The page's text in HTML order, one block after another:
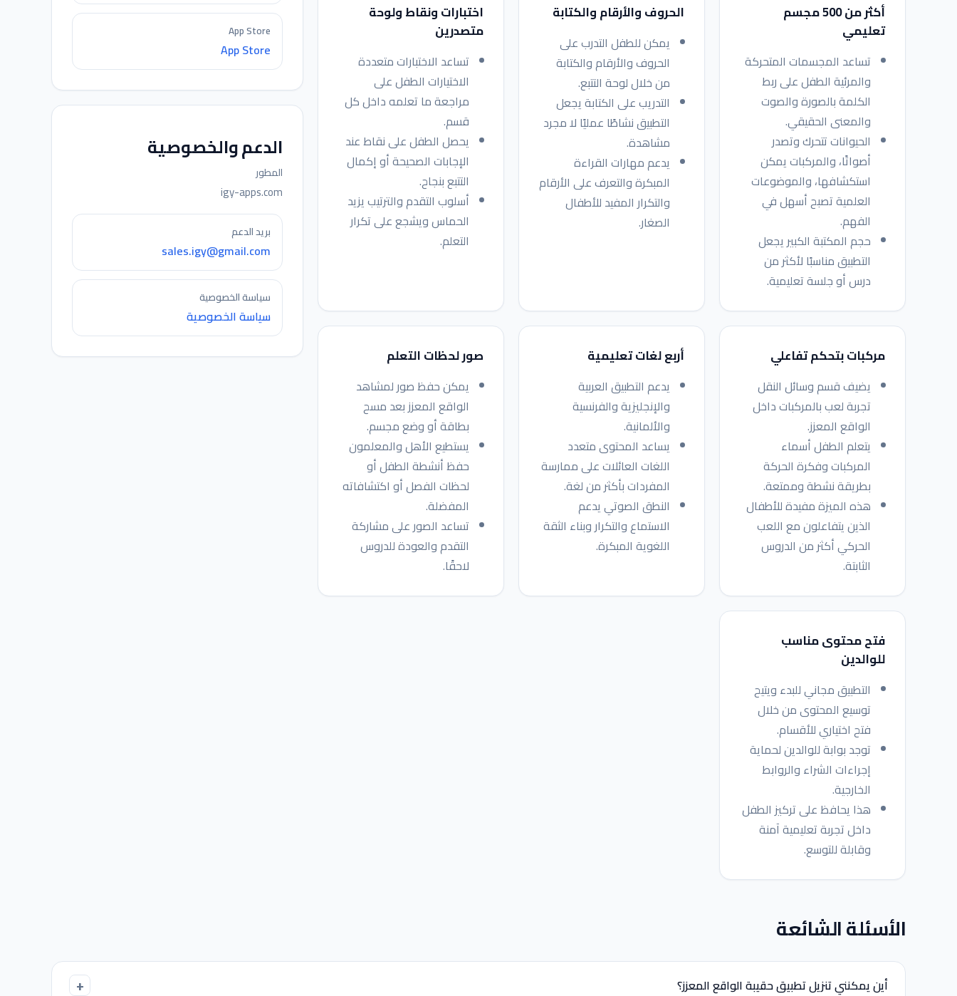
أكثر من 500 مجسم
تعليمي
تساعد المجسمات المتحركة
والمرئية الطفل على ربط
الكلمة بالصورة والصوت
والمعنى الحقيقي.
الحيوانات تتحرك وتصدر
أصواتًا، والمركبات يمكن
استكشافها، والموضوعات
العلمية تصبح أسهل في
الفهم.
حجم المكتبة الكبير يجعل
التطبيق مناسبًا لأكثر من
درس أو جلسة تعليمية.
الحروف والأرقام والكتابة
يمكن للطفل التدرب على
الحروف والأرقام والكتابة
من خلال لوحة التتبع.
التدريب على الكتابة يجعل
التطبيق نشاطًا عمليًا لا مجرد
مشاهدة.
يدعم مهارات القراءة
المبكرة والتعرف على الأرقام
والتكرار المفيد للأطفال
الصغار.
اختبارات ونقاط ولوحة
متصدرين
تساعد الاختبارات متعددة
الاختيارات الطفل على
مراجعة ما تعلمه داخل كل
قسم.
يحصل الطفل على نقاط عند
الإجابات الصحيحة أو إكمال
التتبع بنجاح.
أسلوب التقدم والترتيب يزيد
الحماس ويشجع على تكرار
التعلم.
مركبات بتحكم تفاعلي
يضيف قسم وسائل النقل
تجربة لعب بالمركبات داخل
الواقع المعزز.
يتعلم الطفل أسماء
المركبات وفكرة الحركة
بطريقة نشطة وممتعة.
هذه الميزة مفيدة للأطفال
الذين يتفاعلون مع اللعب
الحركي أكثر من الدروس
الثابتة.
أربع لغات تعليمية
يدعم التطبيق العربية
والإنجليزية والفرنسية
والألمانية.
يساعد المحتوى متعدد
اللغات العائلات على ممارسة
المفردات بأكثر من لغة.
النطق الصوتي يدعم
الاستماع والتكرار وبناء الثقة
اللغوية المبكرة.
صور لحظات التعلم
يمكن حفظ صور لمشاهد
الواقع المعزز بعد مسح
بطاقة أو وضع مجسم.
يستطيع الأهل والمعلمون
حفظ أنشطة الطفل أو
لحظات الفصل أو اكتشافاته
المفضلة.
تساعد الصور على مشاركة
التقدم والعودة للدروس
لاحقًا.
فتح محتوى مناسب
للوالدين
التطبيق مجاني للبدء ويتيح
توسيع المحتوى من خلال
فتح اختياري للأقسام.
توجد بوابة للوالدين لحماية
إجراءات الشراء والروابط
الخارجية.
هذا يحافظ على تركيز الطفل
داخل تجربة تعليمية آمنة
وقابلة للتوسع.
App Store
App Store
الدعم والخصوصية
المطور
igy-apps.com
بريد الدعم
sales.igy@gmail.com
سياسة الخصوصية
سياسة الخصوصية
الأسئلة الشائعة
أين يمكنني تنزيل تطبيق حقيبة الواقع المعزز؟